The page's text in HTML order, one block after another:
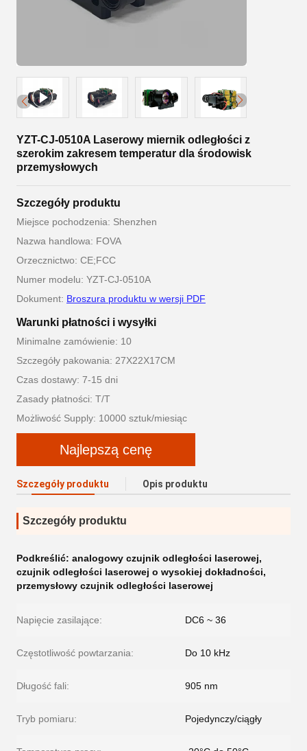
YZT-CJ-0510A Laserowy miernik odległości z
szerokim zakresem temperatur dla środowisk
przemysłowych
Szczegóły produktu
Miejsce pochodzenia: Shenzhen
Nazwa handlowa: FOVA
Orzecznictwo: CE;FCC
Numer modelu: YZT-CJ-0510A
Dokument: Broszura produktu w wersji PDF
Warunki płatności i wysyłki
Minimalne zamówienie: 10
Szczegóły pakowania: 27X22X17CM
Czas dostawy: 7-15 dni
Zasady płatności: T/T
Możliwość Supply: 10000 sztuk/miesiąc
Najlepszą cenę
Szczegóły produktu Opis produktu
Szczegóły produktu
Podkreślić: analogowy czujnik odległości laserowej,
czujnik odległości laserowej o wysokiej dokładności,
przemysłowy czujnik odległości laserowej
Napięcie zasilające: DC6 ~ 36
Częstotliwość powtarzania: Do 10 kHz
Długość fali: 905 nm
Tryb pomiaru: Pojedynczy/ciągły